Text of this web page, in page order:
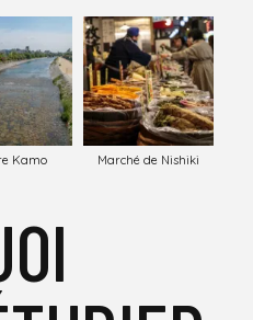
Kamo Marché de Nishiki